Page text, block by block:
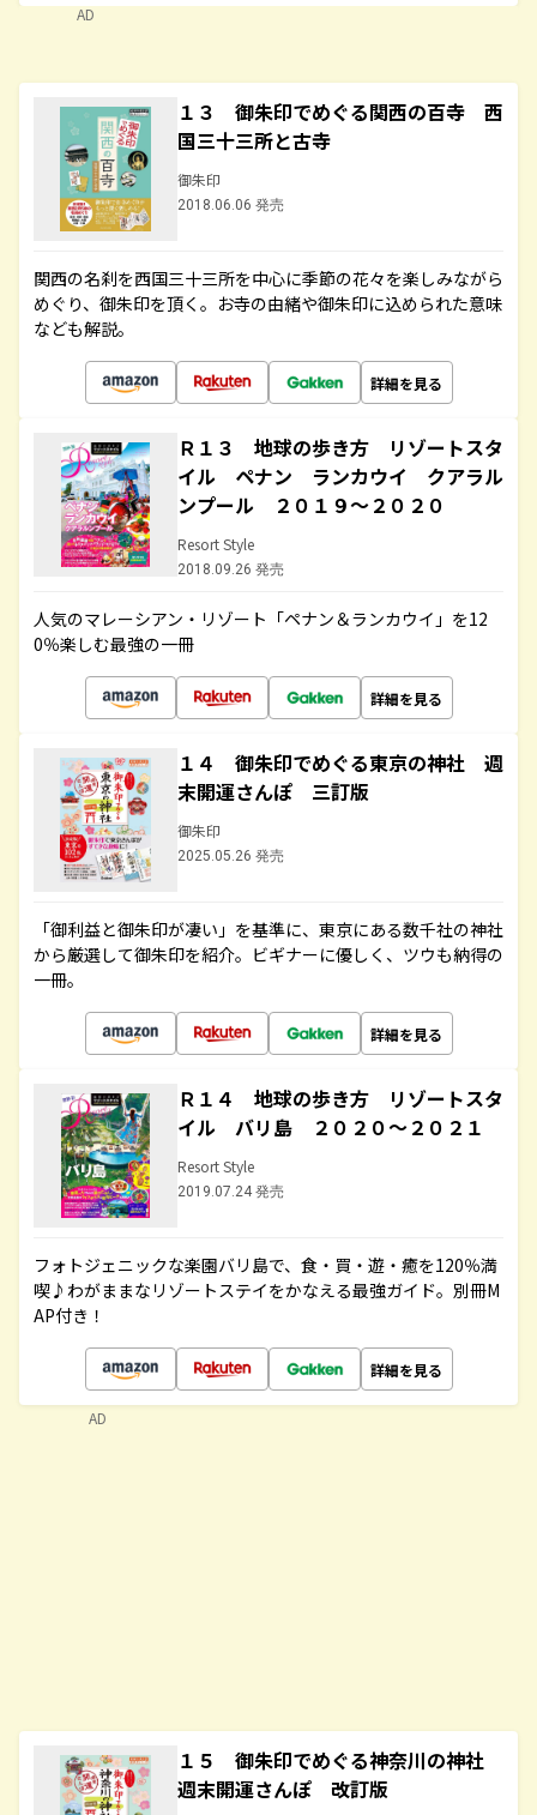
AD
１３ 御朱印でめぐる関西の百寺 西
国三十三所と古寺
御朱印
2018.06.06 発売
関西の名刹を西国三十三所を中心に季節の花々を楽しみながら
めぐり、御朱印を頂く。お寺の由緒や御朱印に込められた意味
なども解説。
詳細を見る
Ｒ１３ 地球の歩き方 リゾートスタ
イル ペナン ランカウイ クアラル
ンプール ２０１９～２０２０
Resort Style
2018.09.26 発売
人気のマレーシアン・リゾート「ペナン＆ランカウイ」を12
0％楽しむ最強の一冊
詳細を見る
１４ 御朱印でめぐる東京の神社 週
末開運さんぽ 三訂版
御朱印
2025.05.26 発売
「御利益と御朱印が凄い」を基準に、東京にある数千社の神社
から厳選して御朱印を紹介。ビギナーに優しく、ツウも納得の
一冊。
詳細を見る
Ｒ１４ 地球の歩き方 リゾートスタ
イル バリ島 ２０２０～２０２１
Resort Style
2019.07.24 発売
フォトジェニックな楽園バリ島で、食・買・遊・癒を120％満
喫♪わがままなリゾートステイをかなえる最強ガイド。別冊M
AP付き！
詳細を見る
１５ 御朱印でめぐる神奈川の神社
週末開運さんぽ 改訂版
AD